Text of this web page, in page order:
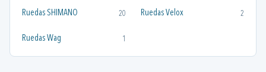
Ruedas SHIMANO 20 Ruedas Velox 2
Ruedas Wag 1